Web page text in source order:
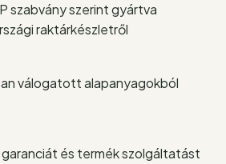
szabvány szerint gyártva
raktárkészletről
válogatott alapanyagokból
és termék szolgáltatást